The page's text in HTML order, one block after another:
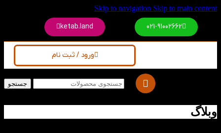
Skip to navigation Skip to main content
021-91002662
ketab.land
ورود / ثبت نام
جستجو
وبلاگ